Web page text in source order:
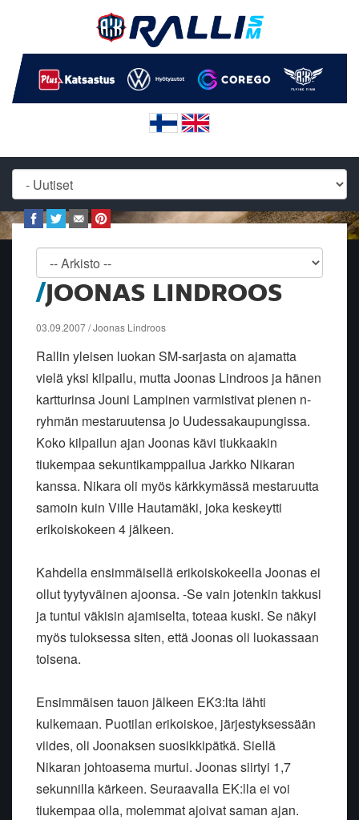
JOONAS LINDROOS
03.09.2007 / Joonas Lindroos
Rallin yleisen luokan SM-sarjasta on ajamatta
vielä yksi kilpailu, mutta Joonas Lindroos ja hänen
kartturinsa Jouni Lampinen varmistivat pienen n-
ryhmän mestaruutensa jo Uudessakaupungissa.
Koko kilpailun ajan Joonas kävi tiukkaakin
tiukempaa sekuntikamppailua Jarkko Nikaran
kanssa. Nikara oli myös kärkkymässä mestaruutta
samoin kuin Ville Hautamäki, joka keskeytti
erikoiskokeen 4 jälkeen.
Kahdella ensimmäisellä erikoiskokeella Joonas ei
ollut tyytyväinen ajoonsa. -Se vain jotenkin takkusi
ja tuntui väkisin ajamiselta, toteaa kuski. Se näkyi
myös tuloksessa siten, että Joonas oli luokassaan
toisena.
Ensimmäisen tauon jälkeen EK3:lta lähti
kulkemaan. Puotilan erikoiskoe, järjestyksessään
viides, oli Joonaksen suosikkipätkä. Siellä
Nikaran johtoasema murtui. Joonas siirtyi 1,7
sekunnilla kärkeen. Seuraavalla EK:lla ei voi
tiukempaa olla, molemmat ajoivat saman ajan.